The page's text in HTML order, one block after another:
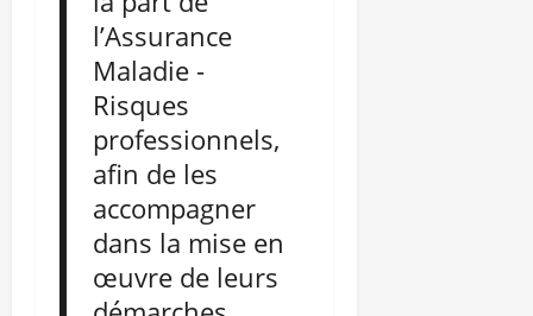
l’Assurance
Maladie -
Risques
professionnels,
afin de les
accompagner
dans la mise en
œuvre de leurs